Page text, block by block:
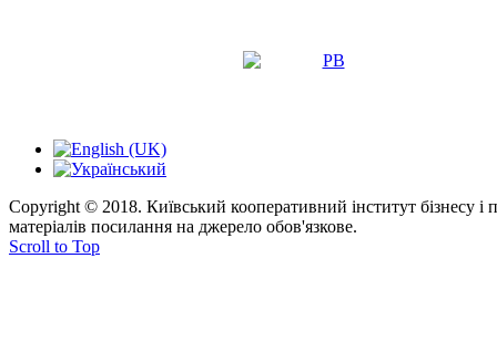
Copyright © 2018. Київський кооперативний інститут бізнесу
матеріалів посилання на джерело обов'язкове.
Scroll to Top